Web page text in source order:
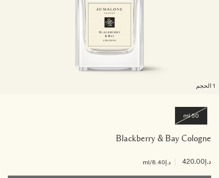
50 ml
Blackberry & Bay Cologne
د.إ420.00 د.إ8.40 /ml